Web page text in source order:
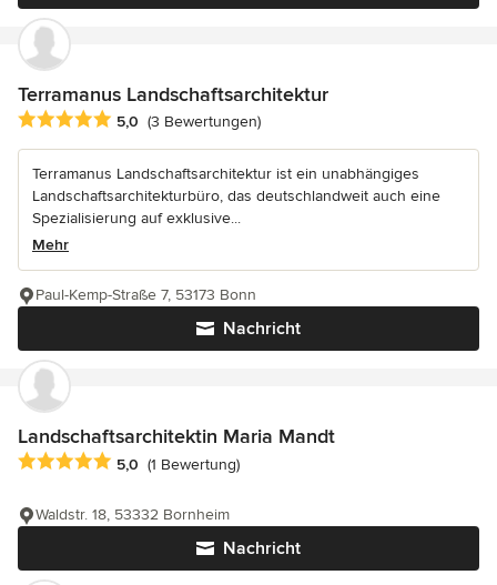
Terramanus Landschaftsarchitektur
Durchschnittliche Bewertung: 5 von 5 Sternen
5,0 (3 Bewertungen)
Terramanus Landschaftsarchitektur ist ein unabhängiges
Landschaftsarchitekturbüro, das deutschlandweit auch eine
Spezialisierung auf exklusive...
Mehr
Nachricht
Paul-Kemp-Straße 7, 53173 Bonn
Landschaftsarchitektin Maria Mandt
Durchschnittliche Bewertung: 5 von 5 Sternen
5,0 (1 Bewertung)
Nachricht
Waldstr. 18, 53332 Bornheim